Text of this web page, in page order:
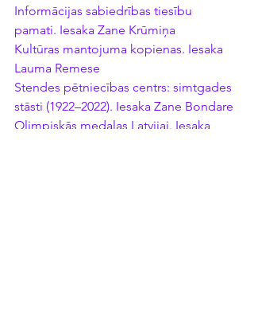
Informācijas sabiedrības tiesību
pamati. Iesaka Zane Krūmiņa
Kultūras mantojuma kopienas. Iesaka
Lauma Remese
Stendes pētniecības centrs: simtgades
stāsti (1922–2022). Iesaka Zane Bondare
Olimpiskās medaļas Latvijai. Iesaka